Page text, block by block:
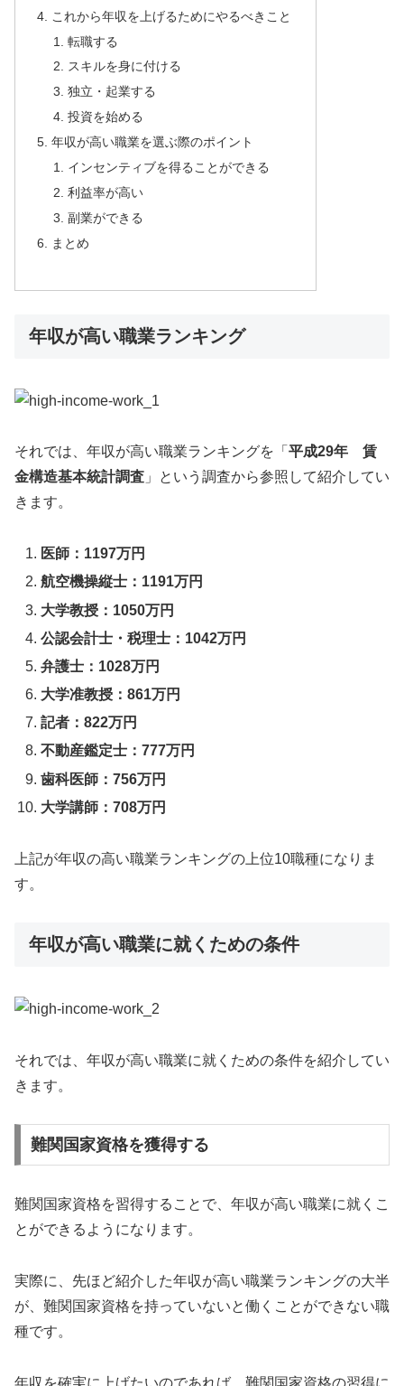
これから年収を上げるためにやるべきこと
転職する
スキルを身に付ける
独立・起業する
投資を始める
年収が高い職業を選ぶ際のポイント
インセンティブを得ることができる
利益率が高い
副業ができる
まとめ
年収が高い職業ランキング
それでは、年収が高い職業ランキングを「 平成29年 賃
金構造基本統計調査 」という調査から参照して紹介してい
きます。
医師：1197万円
航空機操縦士：1191万円
大学教授：1050万円
公認会計士・税理士：1042万円
弁護士：1028万円
大学准教授：861万円
記者：822万円
不動産鑑定士：777万円
歯科医師：756万円
大学講師：708万円
上記が年収の高い職業ランキングの上位10職種になりま
す。
年収が高い職業に就くための条件
それでは、年収が高い職業に就くための条件を紹介してい
きます。
難関国家資格を獲得する
難関国家資格を習得することで、年収が高い職業に就くこ
とができるようになります。
実際に、先ほど紹介した年収が高い職業ランキングの大半
が、難関国家資格を持っていないと働くことができない職
種です。
年収を確実に上げたいのであれば、難関国家資格の習得に